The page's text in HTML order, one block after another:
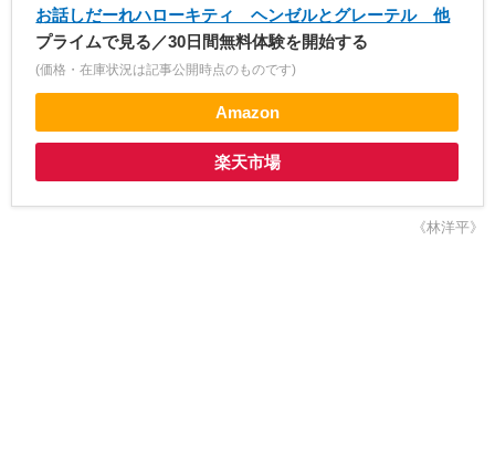
お話しだーれハローキティ ヘンゼルとグレーテル 他
プライムで見る／30日間無料体験を開始する
(価格・在庫状況は記事公開時点のものです)
Amazon
楽天市場
《林洋平》